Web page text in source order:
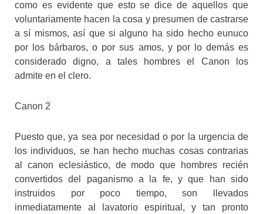
como es evidente que esto se dice de aquellos que
voluntariamente hacen la cosa y presumen de castrarse
a sí mismos, así que si alguno ha sido hecho eunuco
por los bárbaros, o por sus amos, y por lo demás es
considerado digno, a tales hombres el Canon los
admite en el clero.
Canon 2
Puesto que, ya sea por necesidad o por la urgencia de
los individuos, se han hecho muchas cosas contrarias
al canon eclesiástico, de modo que hombres recién
convertidos del paganismo a la fe, y que han sido
instruidos por poco tiempo, son llevados
inmediatamente al lavatorio espiritual, y tan pronto